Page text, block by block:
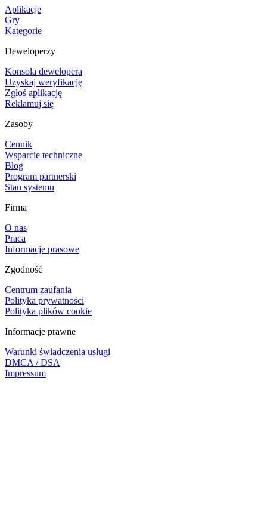
Aplikacje
Gry
Kategorie
Deweloperzy
Konsola dewelopera
Uzyskaj weryfikację
Zgłoś aplikację
Reklamuj się
Zasoby
Cennik
Wsparcie techniczne
Blog
Program partnerski
Stan systemu
Firma
O nas
Praca
Informacje prasowe
Zgodność
Centrum zaufania
Polityka prywatności
Polityka plików cookie
Informacje prawne
Warunki świadczenia usługi
DMCA / DSA
Impressum